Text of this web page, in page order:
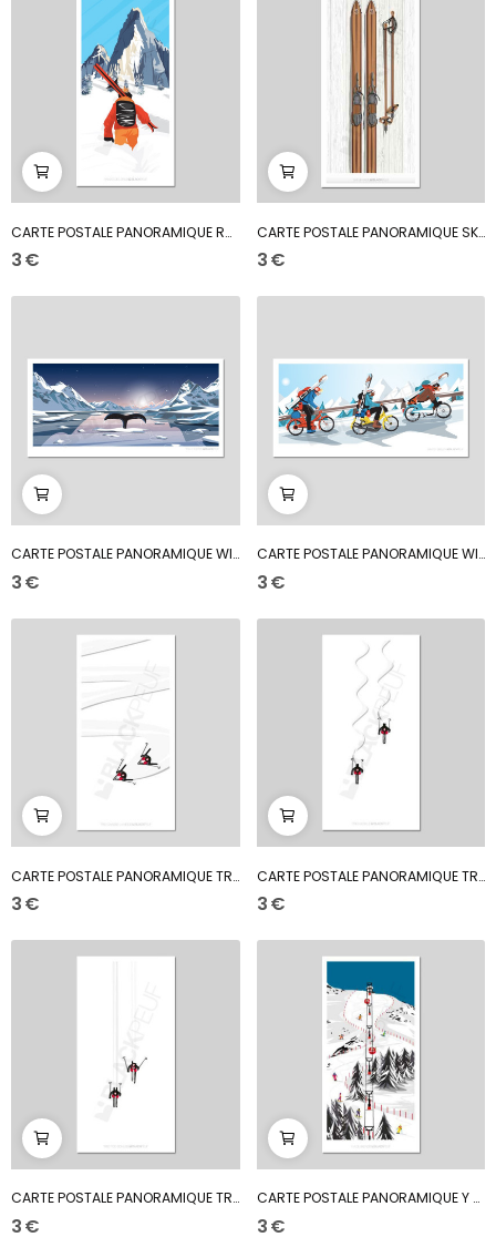
CARTE POSTALE PANORAMIQUE RANDO DES DRUS
3 €
CARTE POSTALE PANORAMIQUE SKI VINTAGE
3 €
CARTE POSTALE PANORAMIQUE WILLY IS FREE
3 €
CARTE POSTALE PANORAMIQUE WINTER BRELON
3 €
CARTE POSTALE PANORAMIQUE TRIO CHASSE NEIGE
3 €
CARTE POSTALE PANORAMIQUE TRIO GODILLE
3 €
CARTE POSTALE PANORAMIQUE TRIO TOO SCHUSS
3 €
CARTE POSTALE PANORAMIQUE Y A DU MONDE
3 €